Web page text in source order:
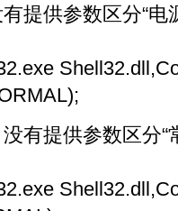
供参数区分“电
提供参数区分“